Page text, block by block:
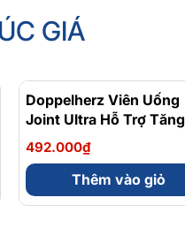
GIÁ
Doppelherz Viên Uống
Joint Ultra Hỗ Trợ Tăng
Cường Sức Khỏe Xương
Khớp Hộp 30 Viên
492.000₫
Thêm vào giỏ